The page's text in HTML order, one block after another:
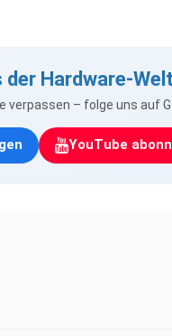
der Hardware-Welt
verpassen – folge uns auf
YouTube